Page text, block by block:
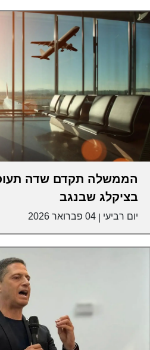
הממשלה תקדם שדה
בציקלג שבנגב
יום רביעי 04 פברואר 2026